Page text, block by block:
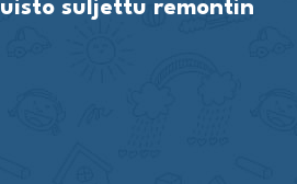
suljettu remontin